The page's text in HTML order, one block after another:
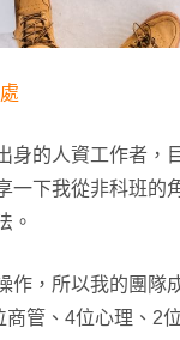
身的人資工作者，
一下我從非科班的
。
作，所以我的團隊
商管、4位心理、2